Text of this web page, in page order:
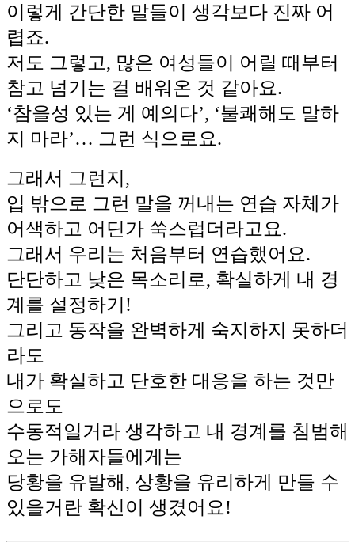
이렇게 간단한 말들이 생각보다 진짜 어
렵죠.
저도 그렇고, 많은 여성들이 어릴 때부터
참고 넘기는 걸 배워온 것 같아요.
‘참을성 있는 게 예의다’, ‘불쾌해도 말하
지 마라’… 그런 식으로요.
그래서 그런지,
입 밖으로 그런 말을 꺼내는 연습 자체가
어색하고 어딘가 쑥스럽더라고요.
그래서 우리는 처음부터 연습했어요.
단단하고 낮은 목소리로, 확실하게 내 경
계를 설정하기!
그리고 동작을 완벽하게 숙지하지 못하더
라도
내가 확실하고 단호한 대응을 하는 것만
으로도
수동적일거라 생각하고 내 경계를 침범해
오는 가해자들에게는
당황을 유발해, 상황을 유리하게 만들 수
있을거란 확신이 생겼어요!